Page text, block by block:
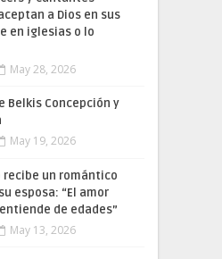
a Dios en sus
en iglesias o lo
May 28, 2026
Belkis Concepción y
May 19, 2026
recibe un romántico
esposa: “El amor
de edades”
May 13, 2026